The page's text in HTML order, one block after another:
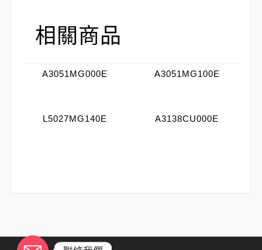
相關商品
A3051MG000E A3051MG100E
L5027MG140E A3138CU000E